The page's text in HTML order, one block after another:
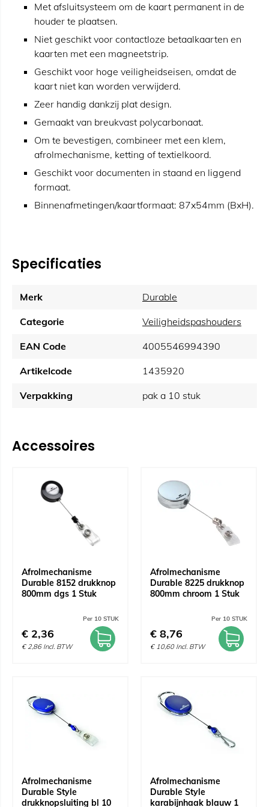
Met afsluitsysteem om de kaart permanent in de
houder te plaatsen.
Niet geschikt voor contactloze betaalkaarten en
kaarten met een magneetstrip.
Geschikt voor hoge veiligheidseisen, omdat de
kaart niet kan worden verwijderd.
Zeer handig dankzij plat design.
Gemaakt van breukvast polycarbonaat.
Om te bevestigen, combineer met een klem,
afrolmechanisme, ketting of textielkoord.
Geschikt voor documenten in staand en liggend
formaat.
Binnenafmetingen/kaartformaat: 87x54mm (BxH).
Specificaties
Merk Durable
Categorie Veiligheidspashouders
EAN Code 4005546994390
Artikelcode 1435920
Verpakking pak a 10 stuk
Accessoires
Afrolmechanisme
Durable 8152 drukknop
800mm dgs 1 Stuk
Per 10 STUK
€ 2,36
€ 2,86 Incl. BTW
Afrolmechanisme
Durable 8225 drukknop
800mm chroom 1 Stuk
Per 10 STUK
€ 8,76
€ 10,60 Incl. BTW
Afrolmechanisme
Durable Style
drukknopsluiting bl 10
Afrolmechanisme
Durable Style
karabijnhaak blauw 1